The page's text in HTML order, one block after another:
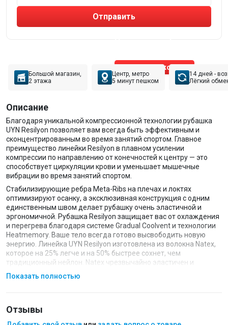
Отправить
Позвонить эксперту
Большой магазин,
2 этажа
Центр, метро
5 минут пешком
14 дней -
Лёгкий
Описание
Благодаря уникальной компрессионной технологии рубашка
UYN Resilyon позволяет вам всегда быть эффективным и
сконцентрированным во время занятий спортом. Главное
преимущество линейки Resilyon в плавном усилении
компрессии по направлению от конечностей к центру — это
способствует циркуляции крови и уменьшает мышечные
вибрации во время занятий спортом.
Стабилизирующие ребра Meta-Ribs на плечах и локтях
оптимизируют осанку, а эксклюзивная конструкция с одним
единственным швом делает рубашку очень эластичной и
эргономичной. Рубашка Resilyon защищает вас от охлаждения
и перегрева благодаря системе Gradual Coolvent и технологии
Heatmemory. Ваше тело всегда готово высвободить новую
энергию. Линейка UYN Resilyon изготовлена ​​из волокна Natex,
которое на 25% легче и на 50% быстрее сохнет, чем
традиционный нейлон. Natex чрезвычайно эластичен и
обеспечивает естественный бактериостатический эффект,
сводящий к минимуму возникновение запаха.
Gradual Coolvent
Показать полностью
Отзывы